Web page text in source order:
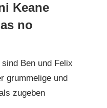
Keane
no
Ben und Felix
grummelige und
zugeben